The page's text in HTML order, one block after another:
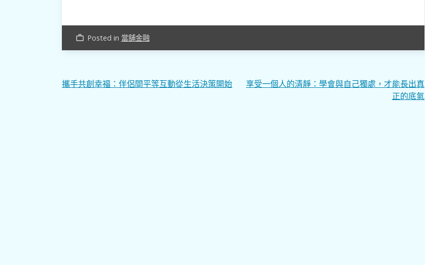
work_outline Posted in 當舖金融
文
攜手共創幸福：伴侶間平等互動從生活決策開始
享受一個人的清靜：學會與自己獨處，才能長出真
正的底氣